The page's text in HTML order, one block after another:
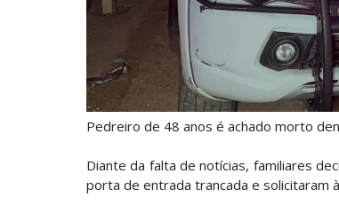
Pedreiro de 48 anos é achado morto
Diante da falta de notícias, familiares
porta de entrada trancada e solicitaram